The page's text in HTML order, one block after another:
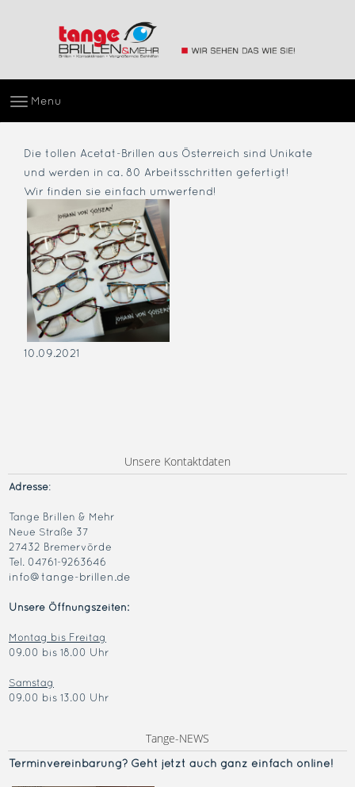
Menu
Die tollen Acetat-Brillen aus Österreich sind Unikate
und werden in ca. 80 Arbeitsschritten gefertigt!
Wir finden sie einfach umwerfend!
10.09.2021
Unsere Kontaktdaten
Adresse:
Tange Brillen & Mehr
Neue Straße 37
27432 Bremervörde
Tel. 04761-9263646
info@tange-brillen.de
Unsere Öffnungszeiten:
Montag bis Freitag
09.00 bis 18.00 Uhr
Samstag
09.00 bis 13.00 Uhr
Tange-NEWS
Terminvereinbarung? Geht jetzt auch ganz einfach online!